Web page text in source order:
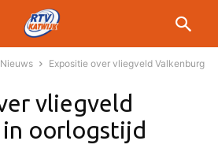
Expositie over vliegveld Valkenburg
vliegveld
oorlogstijd